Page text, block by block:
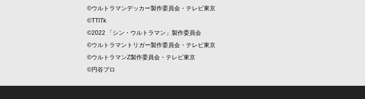
©ウルトラマンデッカー製作委員会・テレビ東京
©TTITk
©2022 「シン・ウルトラマン」製作委員会
©ウルトラマントリガー製作委員会・テレビ東京
©ウルトラマンZ製作委員会・テレビ東京
©円谷プロ